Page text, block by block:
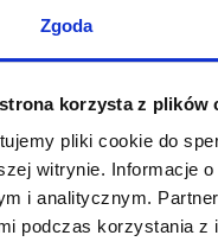
Zgoda
korzysta z plików
pliki cookie do
witrynie. Informacje
i analitycznym.
podczas korzystania z